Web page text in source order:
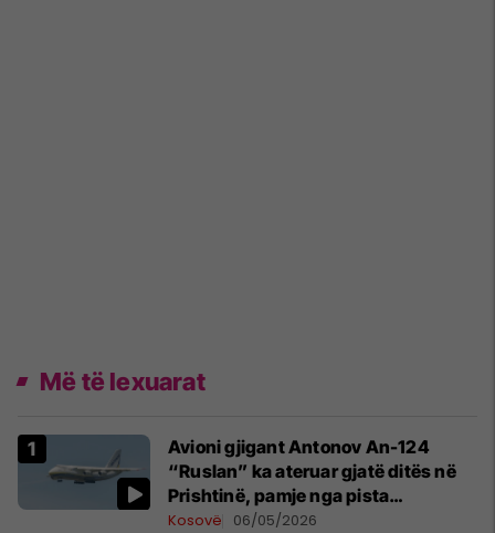
Më të lexuarat
Avioni gjigant Antonov An-124
“Ruslan” ka ateruar gjatë ditës në
Prishtinë, pamje nga pista
publikohen edhe në rrjete sociale
Kosovë 06/05/2026